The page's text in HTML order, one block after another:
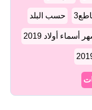
حسب البلد
أسماء أولاد 2019